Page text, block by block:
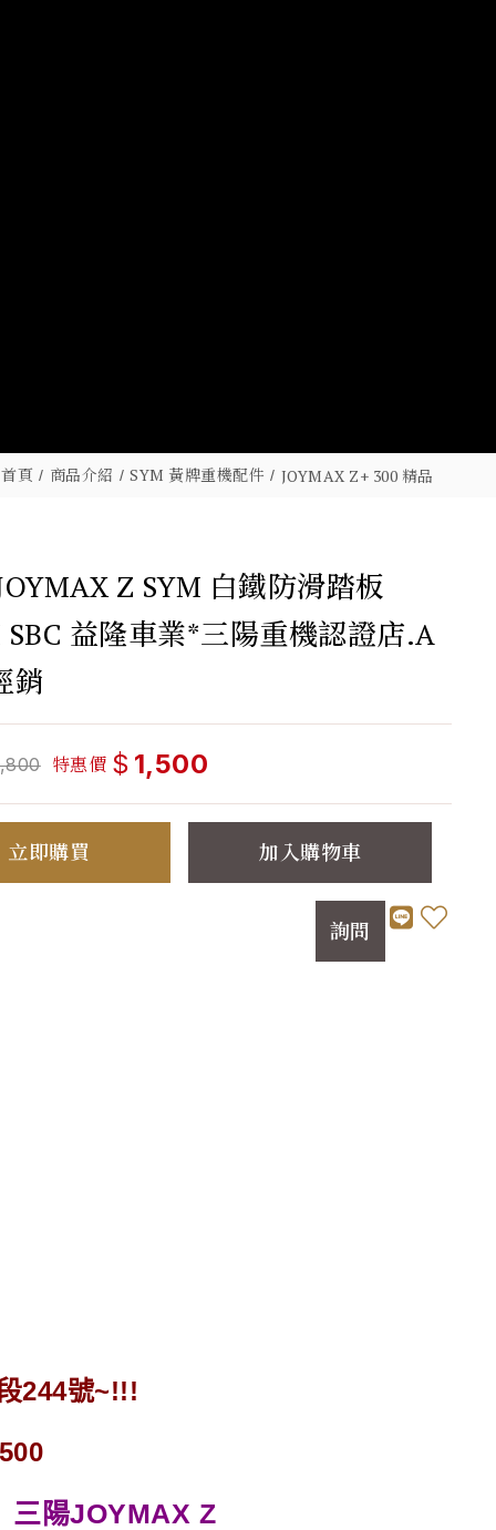
首頁 商品介紹 SYM 黃牌重機配件 JOYMAX Z+ 300 精品
Z SYM 白鐵防滑踏板
SBC 益隆車業*三陽重機認證店.A
銷
特惠價 $ 1,500
立即購買 加入購物車
詢問
244號~!!!
三陽JOYMAX Z